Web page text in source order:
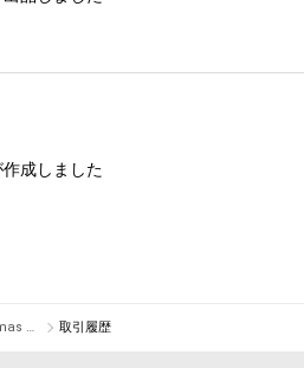
作成しました
43-5 "Merry Christmas Mr. Lawrence" Ryuichi Sakamoto 坂本 龍一 取引履歴